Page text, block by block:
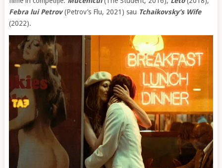
Febra lui Petrov(Petrov’s Flu, 2021) sau Tchaikovsky’s Wife
(2022).